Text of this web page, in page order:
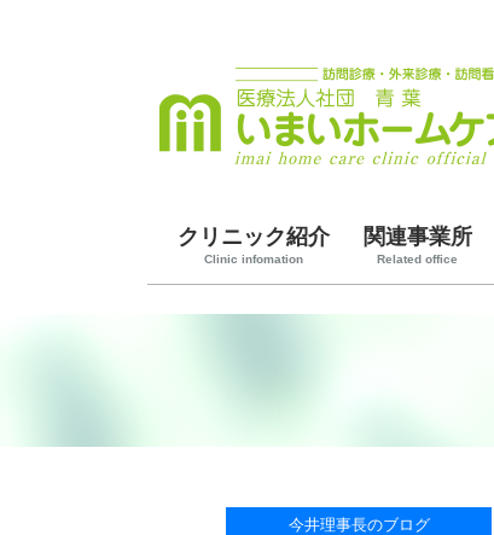
クリニック紹介
Clinic infomation
関連事業所
Related office
今井理事長のブログ